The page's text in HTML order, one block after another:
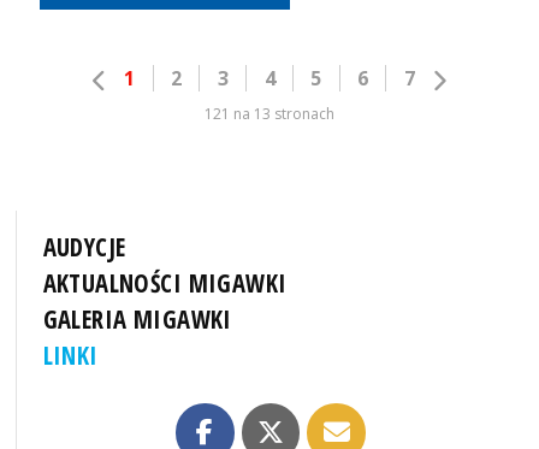
1 2 3 4 5 6 7
121 na 13 stronach
AUDYCJE
AKTUALNOŚCI MIGAWKI
GALERIA MIGAWKI
LINKI